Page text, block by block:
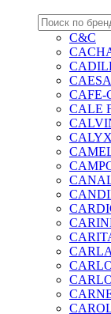
C&C
CAFE-
CALE